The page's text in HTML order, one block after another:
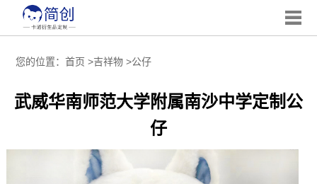
您的位置： 首页 >吉祥物>公仔
武威华南师范大学附属南沙中学定制公
仔